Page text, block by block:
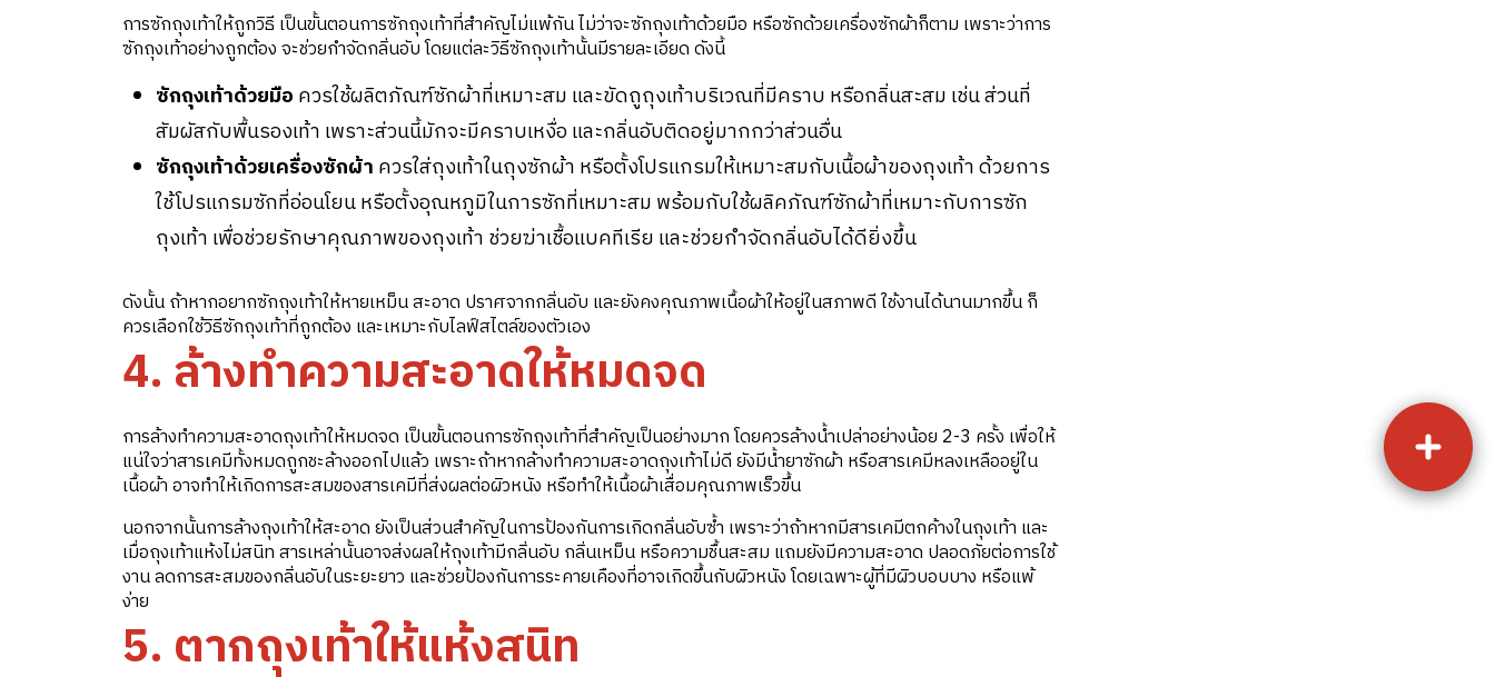
การซักถุงเท้าให้ถูกวิธี เป็นขั้นตอนการซักถุงเท้าที่สำคัญไม่แพ้กัน ไม่ว่าจะซักถุงเท้าด้วยมือ หรือซักด้วยเครื่องซักผ้าก็ตาม เพราะว่าการ
ซักถุงเท้าอย่างถูกต้อง จะช่วยกำจัดกลิ่นอับ โดยแต่ละวิธีซักถุงเท้านั้นมีรายละเอียด ดังนี้
ซักถุงเท้าด้วยมือ ควรใช้ผลิตภัณฑ์ซักผ้าที่เหมาะสม และขัดถูถุงเท้าบริเวณที่มีคราบ หรือกลิ่นสะสม เช่น ส่วนที่
สัมผัสกับพื้นรองเท้า เพราะส่วนนี้มักจะมีคราบเหงื่อ และกลิ่นอับติดอยู่มากกว่าส่วนอื่น
ซักถุงเท้าด้วยเครื่องซักผ้า ควรใส่ถุงเท้าในถุงซักผ้า หรือตั้งโปรแกรมให้เหมาะสมกับเนื้อผ้าของถุงเท้า ด้วยการ
ใช้โปรแกรมซักที่อ่อนโยน หรือตั้งอุณหภูมิในการซักที่เหมาะสม พร้อมกับใช้ผลิคภัณฑ์ซักผ้าที่เหมาะกับการซัก
ถุงเท้า เพื่อช่วยรักษาคุณภาพของถุงเท้า ช่วยฆ่าเชื้อแบคทีเรีย และช่วยกำจัดกลิ่นอับได้ดียิ่งขึ้น
ดังนั้น ถ้าหากอยากซักถุงเท้าให้หายเหม็น สะอาด ปราศจากกลิ่นอับ และยังคงคุณภาพเนื้อผ้าให้อยู่ในสภาพดี ใช้งานได้นานมากขึ้น ก็
ควรเลือกใช้วิธีซักถุงเท้าที่ถูกต้อง และเหมาะกับไลฟ์สไตล์ของตัวเอง
4. ล้างทำความสะอาดให้หมดจด
การล้างทำความสะอาดถุงเท้าให้หมดจด เป็นขั้นตอนการซักถุงเท้าที่สำคัญเป็นอย่างมาก โดยควรล้างน้ำเปล่าอย่างน้อย 2-3 ครั้ง เพื่อให้
แน่ใจว่าสารเคมีทั้งหมดถูกชะล้างออกไปแล้ว เพราะถ้าหากล้างทำความสะอาดถุงเท้าไม่ดี ยังมีน้ำยาซักผ้า หรือสารเคมีหลงเหลืออยู่ใน
เนื้อผ้า อาจทำให้เกิดการสะสมของสารเคมีที่ส่งผลต่อผิวหนัง หรือทำให้เนื้อผ้าเสื่อมคุณภาพเร็วขึ้น
นอกจากนั้นการล้างถุงเท้าให้สะอาด ยังเป็นส่วนสำคัญในการป้องกันการเกิดกลิ่นอับซ้ำ เพราะว่าถ้าหากมีสารเคมีตกค้างในถุงเท้า และ
เมื่อถุงเท้าแห้งไม่สนิท สารเหล่านั้นอาจส่งผลให้ถุงเท้ามีกลิ่นอับ กลิ่นเหม็น หรือความชื้นสะสม แถมยังมีความสะอาด ปลอดภัยต่อการใช้
งาน ลดการสะสมของกลิ่นอับในระยะยาว และช่วยป้องกันการระคายเคืองที่อาจเกิดขึ้นกับผิวหนัง โดยเฉพาะผู้ที่มีผิวบอบบาง หรือแพ้
ง่าย
5. ตากถุงเท้าให้แห้งสนิท